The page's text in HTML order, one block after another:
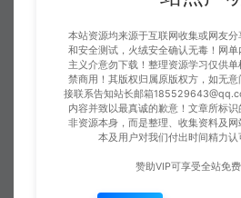
本站资源均来源于互联网收集或网友
和安全测试，火绒安全确认无毒！网
主义介意勿下载！整理资源学习仅供
禁商用！其版权归属原版权方，如无
接联系告知站长邮箱
内容并致以最真诚的歉意！文章所标
非资源本身，而是整理、收集资料及
本及用户对我们付出时间精力认
赞助VIP可享受全站免费